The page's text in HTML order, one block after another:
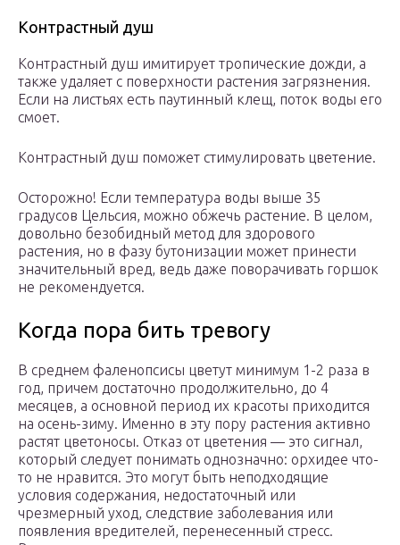
Контрастный душ
Контрастный душ имитирует тропические дожди, а
также удаляет с поверхности растения загрязнения.
Если на листьях есть паутинный клещ, поток воды его
смоет.
Контрастный душ поможет стимулировать цветение.
Осторожно! Если температура воды выше 35
градусов Цельсия, можно обжечь растение. В целом,
довольно безобидный метод для здорового
растения, но в фазу бутонизации может принести
значительный вред, ведь даже поворачивать горшок
не рекомендуется.
Когда пора бить тревогу
В среднем фаленопсисы цветут минимум 1-2 раза в
год, причем достаточно продолжительно, до 4
месяцев, а основной период их красоты приходится
на осень-зиму. Именно в эту пору растения активно
растят цветоносы. Отказ от цветения — это сигнал,
который следует понимать однозначно: орхидее что-
то не нравится. Это могут быть неподходящие
условия содержания, недостаточный или
чрезмерный уход, следствие заболевания или
появления вредителей, перенесенный стресс.